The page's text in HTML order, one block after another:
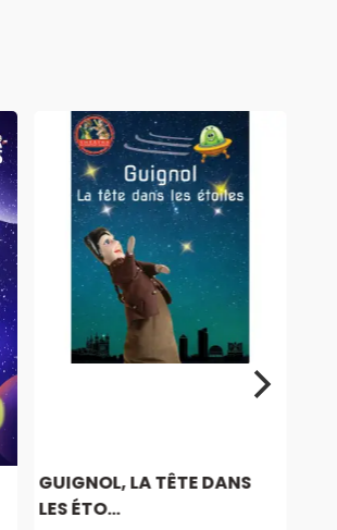
GUIGNOL, LA TÊTE DANS
LES ÉTO...